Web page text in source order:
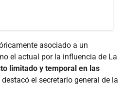
asociado a un
el actual por la influencia de La
limitado y temporal en las
destacó el secretario general de la